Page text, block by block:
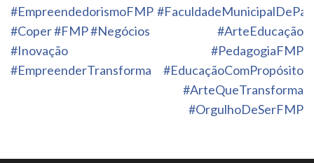
#EmpreendedorismoFMP
#Coper #FMP #Negócios
#Inovação
#EmpreenderTransforma
#ArteEducação
#PedagogiaFMP
#EducaçãoComPropósito
#ArteQueTransforma
#OrgulhoDeSerFMP